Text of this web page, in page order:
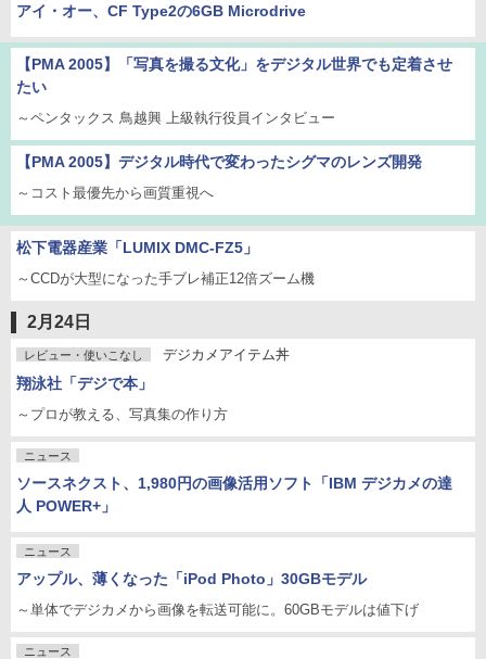
アイ・オー、CF Type2の6GB Microdrive
【PMA 2005】「写真を撮る文化」をデジタル世界でも定着させ
たい
～ペンタックス 鳥越興 上級執行役員インタビュー
【PMA 2005】デジタル時代で変わったシグマのレンズ開発
～コスト最優先から画質重視へ
松下電器産業「LUMIX DMC-FZ5」
～CCDが大型になった手ブレ補正12倍ズーム機
2月24日
レビュー・使いこなし デジカメアイテム丼
翔泳社「デジで本」
～プロが教える、写真集の作り方
ニュース
ソースネクスト、1,980円の画像活用ソフト「IBM デジカメの達
人 POWER+」
ニュース
アップル、薄くなった「iPod Photo」30GBモデル
～単体でデジカメから画像を転送可能に。60GBモデルは値下げ
ニュース